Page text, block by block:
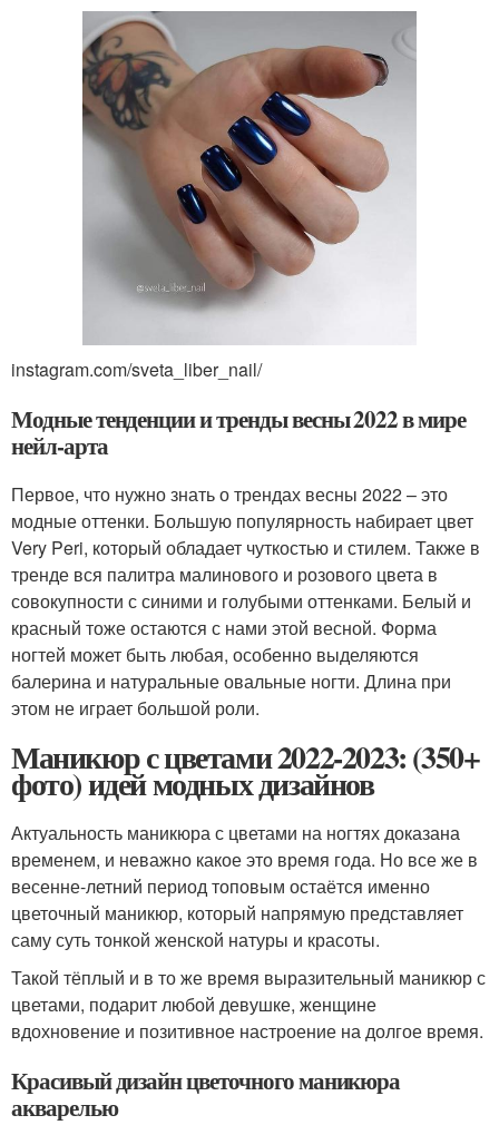
instagram.com/sveta_liber_nail/
Модные тенденции и тренды весны 2022 в мире
нейл-арта
Первое, что нужно знать о трендах весны 2022 – это
модные оттенки. Большую популярность набирает цвет
Very Peri, который обладает чуткостью и стилем. Также в
тренде вся палитра малинового и розового цвета в
совокупности с синими и голубыми оттенками. Белый и
красный тоже остаются с нами этой весной. Форма
ногтей может быть любая, особенно выделяются
балерина и натуральные овальные ногти. Длина при
этом не играет большой роли.
Маникюр с цветами 2022-2023: (350+
фото) идей модных дизайнов
Актуальность маникюра с цветами на ногтях доказана
временем, и неважно какое это время года. Но все же в
весенне-летний период топовым остаётся именно
цветочный маникюр, который напрямую представляет
саму суть тонкой женской натуры и красоты.
Такой тёплый и в то же время выразительный маникюр с
цветами, подарит любой девушке, женщине
вдохновение и позитивное настроение на долгое время.
Красивый дизайн цветочного маникюра
акварелью